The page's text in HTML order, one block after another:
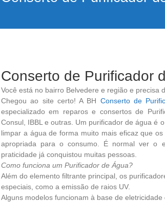
Água
de
Água
das
marcas
Electrolux,
Consul,
IBBL
e
outras.
Conserto de Purificador
Você está no bairro Belvedere e região e precisa
Chegou ao site certo! A BH Conserto de
especializado em reparos e consertos de
Consul, IBBL e outras. Um purificador de água é
limpar a água de forma muito mais eficaz que
apropriada para o consumo. É normal ver o
praticidade já conquistou muitas pessoas.
Como funciona um Purificador de Água?
Além do elemento filtrante principal, os
especiais, como a emissão de raios UV.
Alguns modelos funcionam à base de